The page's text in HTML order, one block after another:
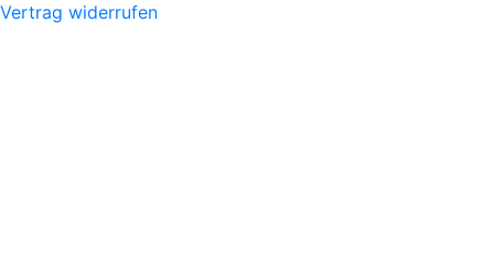
Vertrag widerrufen